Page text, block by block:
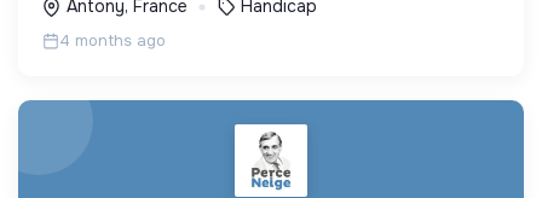
Antony, France Handicap
4 months ago